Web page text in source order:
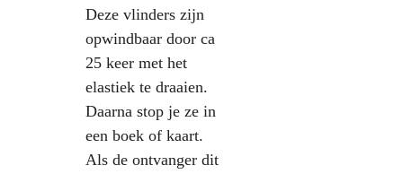
Deze vlinders zijn
opwindbaar door ca
25 keer met het
elastiek te draaien.
Daarna stop je ze in
een boek of kaart.
Als de ontvanger dit